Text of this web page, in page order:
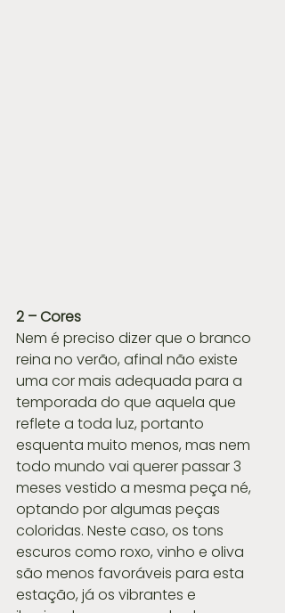
2 – Cores
Nem é preciso dizer que o branco
reina no verão, afinal não existe
uma cor mais adequada para a
temporada do que aquela que
reflete a toda luz, portanto
esquenta muito menos, mas nem
todo mundo vai querer passar 3
meses vestido a mesma peça né,
optando por algumas peças
coloridas. Neste caso, os tons
escuros como roxo, vinho e oliva
são menos favoráveis para esta
estação, já os vibrantes e